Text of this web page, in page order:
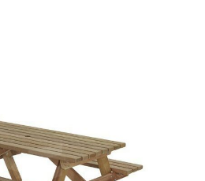
voorzien van parasolopening
lengtes verkrijgbaar:
breedte 160 cm, breedte